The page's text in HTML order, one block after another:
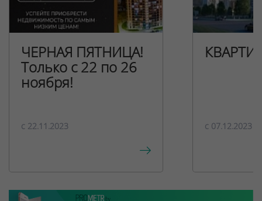
ЧЕРНАЯ ПЯТНИЦА!
Только с 22 по 26
ноября!
c 22.11.2023 c 07.12.2023